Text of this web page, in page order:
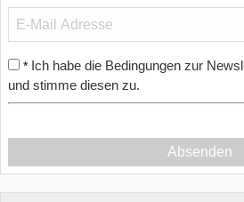
* Ich habe die Bedingungen zur
und stimme diesen zu.
Absenden